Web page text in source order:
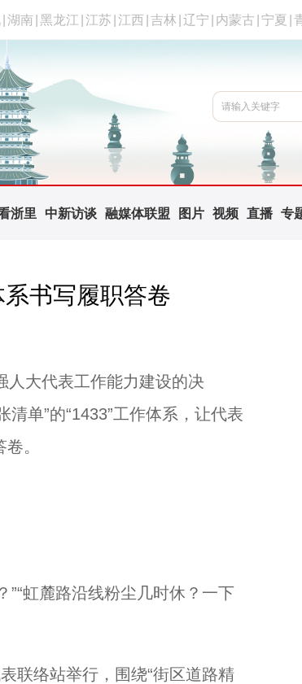
湖南 黑龙江 江苏 江西 吉林 辽宁 内蒙古 宁夏
浙里 中新访谈 融媒体联盟 图片 视频 直播 专
系书写履职答卷
大代表工作能力建设的决
单”的“1433”工作体系，让代表
。
虹麓路沿线粉尘几时休？一下
联络站举行，围绕“街区道路精